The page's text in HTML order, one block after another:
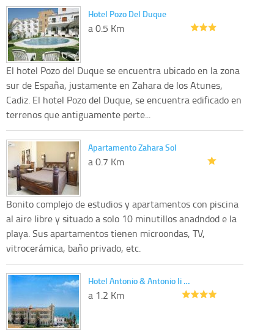
Hotel Pozo Del Duque
a 0.5 Km
El hotel Pozo del Duque se encuentra ubicado en la zona
sur de España, justamente en Zahara de los Atunes,
Cadiz. El hotel Pozo del Duque, se encuentra edificado en
terrenos que antiguamente perte...
Apartamento Zahara Sol
a 0.7 Km
Bonito complejo de estudios y apartamentos con piscina
al aire libre y situado a solo 10 minutillos anadndod e la
playa. Sus apartamentos tienen microondas, TV,
vitrocerámica, baño privado, etc.
Hotel Antonio & Antonio Ii …
a 1.2 Km